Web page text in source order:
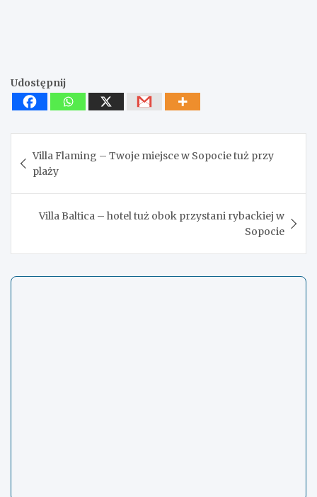
Udostępnij
wpisu
Villa Flaming – Twoje miejsce w Sopocie tuż przy
plaży
Villa Baltica – hotel tuż obok przystani rybackiej w
Sopocie